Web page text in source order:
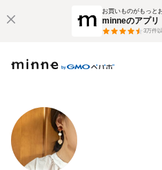
お買いものがもっと
minneのアプリ
3万件